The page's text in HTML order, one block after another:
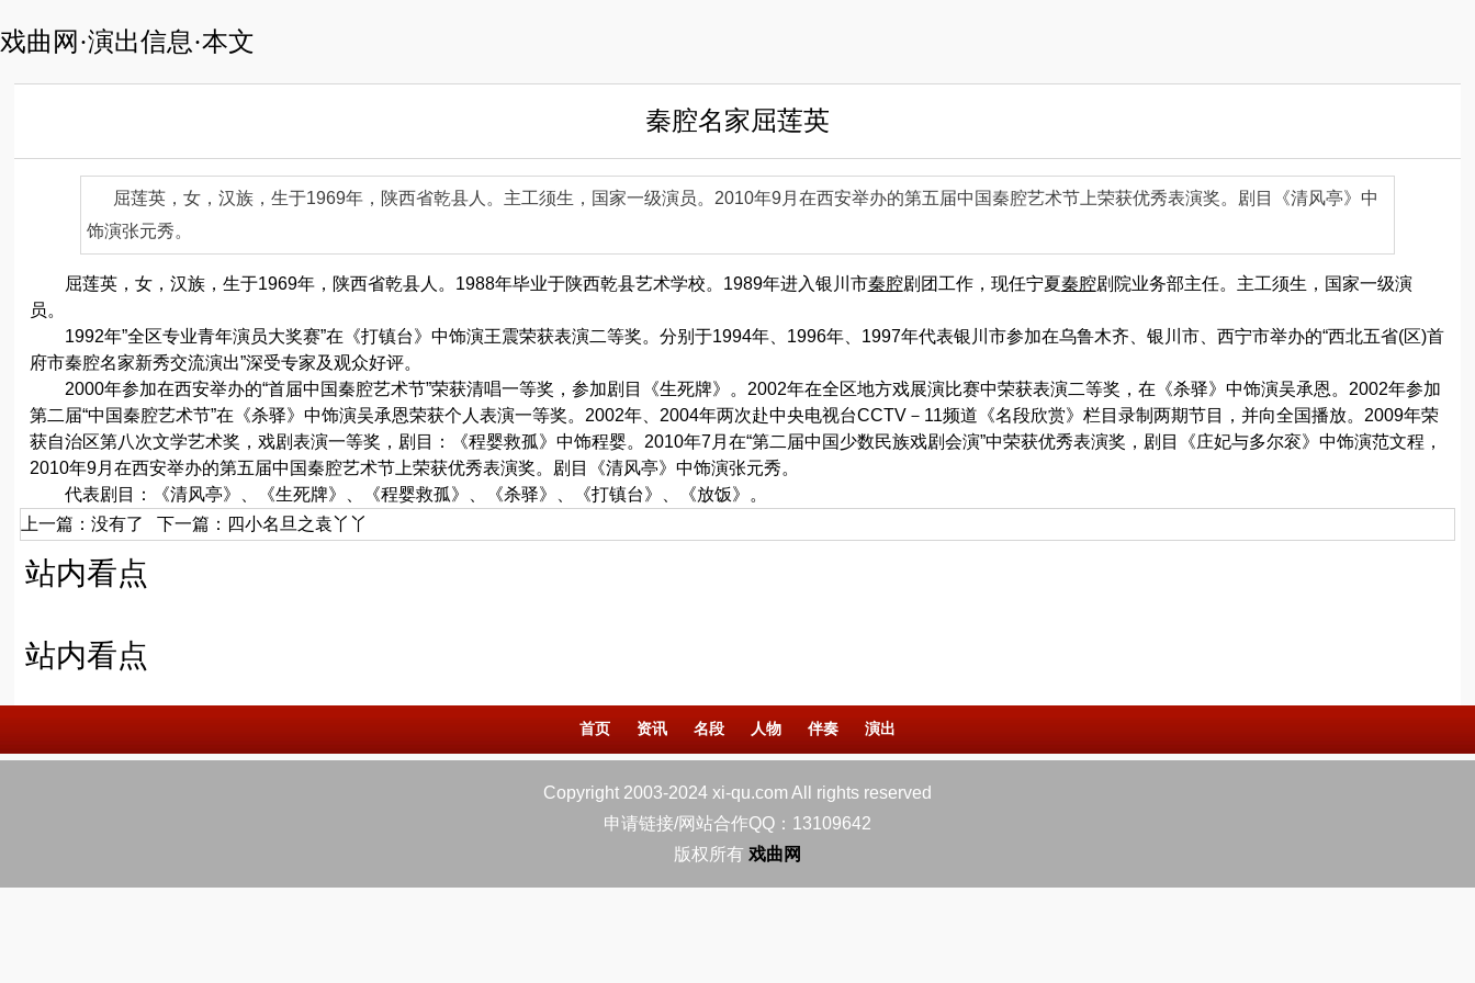
戏曲网·演出信息·本文
秦腔名家屈莲英
屈莲英，女，汉族，生于1969年，陕西省乾县人。主工须生，国家一级演员。2010年9月在西安举办的第五届中国秦腔艺术节上荣获优秀表演奖。剧目《清风亭》中
饰演张元秀。
屈莲英，女，汉族，生于1969年，陕西省乾县人。1988年毕业于陕西乾县艺术学校。1989年进入银川市秦腔剧团工作，现任宁夏秦腔剧院业务部主任。主工须生，国家一级演
员。
1992年”全区专业青年演员大奖赛”在《打镇台》中饰演王震荣获表演二等奖。分别于1994年、1996年、1997年代表银川市参加在乌鲁木齐、银川市、西宁市举办的“西北五省(区)首
府市秦腔名家新秀交流演出”深受专家及观众好评。
2000年参加在西安举办的“首届中国秦腔艺术节”荣获清唱一等奖，参加剧目《生死牌》。2002年在全区地方戏展演比赛中荣获表演二等奖，在《杀驿》中饰演吴承恩。2002年参加
第二届“中国秦腔艺术节”在《杀驿》中饰演吴承恩荣获个人表演一等奖。2002年、2004年两次赴中央电视台CCTV－11频道《名段欣赏》栏目录制两期节目，并向全国播放。2009年荣
获自治区第八次文学艺术奖，戏剧表演一等奖，剧目：《程婴救孤》中饰程婴。2010年7月在“第二届中国少数民族戏剧会演”中荣获优秀表演奖，剧目《庄妃与多尔衮》中饰演范文程，
2010年9月在西安举办的第五届中国秦腔艺术节上荣获优秀表演奖。剧目《清风亭》中饰演张元秀。
代表剧目：《清风亭》、《生死牌》、《程婴救孤》、《杀驿》、《打镇台》、《放饭》。
上一篇：没有了 下一篇： 四小名旦之袁丫丫
站内看点
站内看点
首页 资讯 名段 人物 伴奏 演出
Copyright 2003-2024 xi-qu.com All rights reserved
申请链接/网站合作QQ：13109642
版权所有 戏曲网